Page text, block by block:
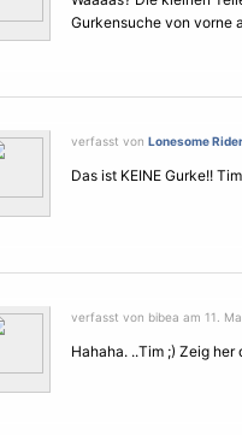
Gurkensuche von vorne
verfasst von Lonesome Rider
Das ist KEINE Gurke!!
verfasst von bibea am 11.
Hahaha. ..Tim ;) Zeig her